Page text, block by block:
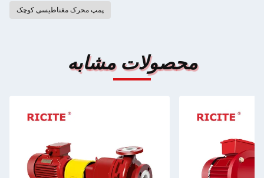
پمپ محرک مغناطیسی کوچک
محصولات مشابه